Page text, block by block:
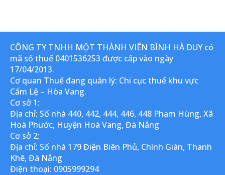
CÔNG TY TNHH MỘT THÀNH VIÊN BÌNH HÀ DUY có
mã số thuế 0401536253 được cấp vào ngày
17/04/2013.
Cơ quan Thuế đang quản lý: Chi cục thuế khu vực
Cẩm Lệ – Hòa Vang.
Cơ sở 1:
Địa chỉ: Số nhà 440, 442, 444, 446, 448 Phạm Hùng, Xã
Hoà Phước, Huyện Hoà Vang, Đà Nẵng
Cơ sở 2:
Địa chỉ: Số nhà 179 Điện Biên Phủ, Chính Gián, Thanh
Khê, Đà Nẵng
Điện thoại: 0905999294